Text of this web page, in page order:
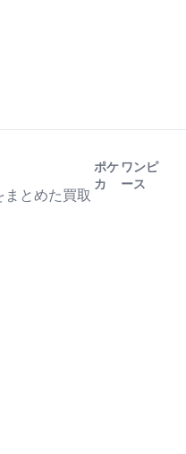
とめた買取
ポケ
カ
ワンピ
ース